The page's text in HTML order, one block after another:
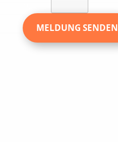
MELDUNG SENDEN